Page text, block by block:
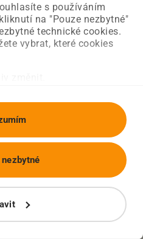
s používáním
na "Pouze nezbytné"
technické cookies.
vybrat, které cookies
nezbytné
Úvodní strana